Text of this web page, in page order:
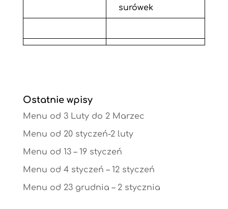
surówek
Ostatnie wpisy
Menu od 3 Luty do 2 Marzec
Menu od 20 styczeń-2 luty
Menu od 13 – 19 styczeń
Menu od 4 styczeń – 12 styczeń
Menu od 23 grudnia – 2 stycznia